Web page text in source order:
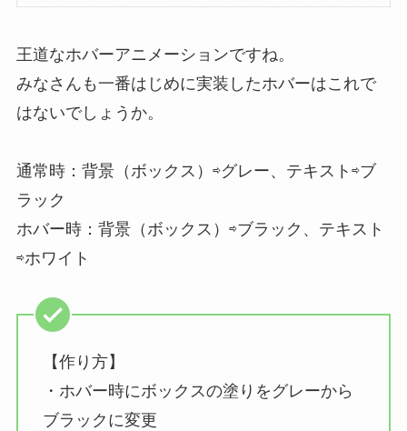
王道なホバーアニメーションですね。
みなさんも一番はじめに実装したホバーはこれで
はないでしょうか。
通常時：背景（ボックス）⇨グレー、テキスト⇨ブ
ラック
ホバー時：背景（ボックス）⇨ブラック、テキスト
⇨ホワイト
【作り方】
・ホバー時にボックスの塗りをグレーから
ブラックに変更